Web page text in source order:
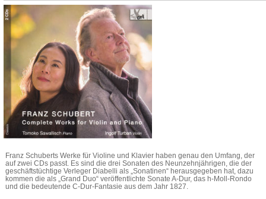
Franz Schuberts Werke für Violine und Klavier haben genau den Umfang, der
auf zwei CDs passt. Es sind die drei Sonaten des Neunzehnjährigen, die der
geschäftstüchtige Verleger Diabelli als „Sonatinen“ herausgegeben hat, dazu
kommen die als „Grand Duo“ veröffentlichte Sonate A-Dur, das h-Moll-Rondo
und die bedeutende C-Dur-Fantasie aus dem Jahr 1827.